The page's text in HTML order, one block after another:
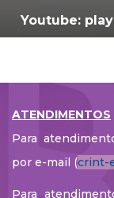
Youtube:
ATENDIMENTOS
Para
por e-mail (crint-
Para